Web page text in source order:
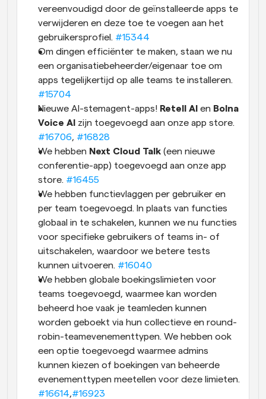
vereenvoudigd door de geïnstalleerde apps te
verwijderen en deze toe te voegen aan het
gebruikersprofiel. #15344
Om dingen efficiënter te maken, staan we nu
een organisatiebeheerder/eigenaar toe om
#15704
Nieuwe AI-stemagent-apps! Retell AI en Bolna
Voice AI
#16706, #16828
We hebben Next Cloud Talk (een nieuwe
conferentie-app) toegevoegd aan onze app
store. #16455
We hebben functievlaggen per gebruiker en
per team toegevoegd. In plaats van functies
globaal in te schakelen, kunnen we nu functies
voor specifieke gebruikers of teams in- of
uitschakelen, waardoor we betere tests
kunnen uitvoeren. #16040
We hebben globale boekingslimieten voor
teams toegevoegd, waarmee kan worden
beheerd hoe vaak je teamleden kunnen
worden geboekt via hun collectieve en round-
robin-teamevenementtypen. We hebben ook
een optie toegevoegd waarmee admins
kunnen kiezen of boekingen van beheerde
#16614,#16923